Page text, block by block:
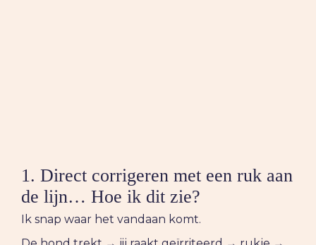
1. Direct corrigeren met een ruk aan
de lijn… Hoe ik dit zie?
Ik snap waar het vandaan komt.